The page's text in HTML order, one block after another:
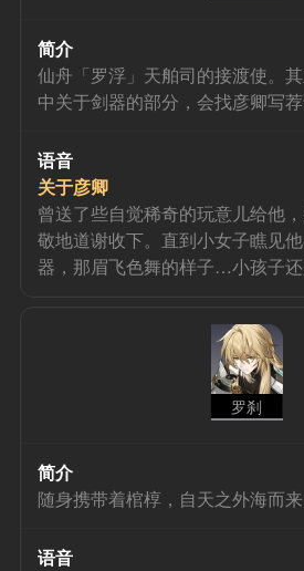
简介
仙舟「罗浮」天舶司的接渡使。其
中关于剑器的部分，会找彦卿写荐
语音
关于彦卿
曾送了些自觉稀奇的玩意儿给他
敬地道谢收下。直到小女子瞧见
器，那眉飞色舞的样子…小孩子还
罗刹
简介
随身携带着棺椁，自天之外海而来
语音